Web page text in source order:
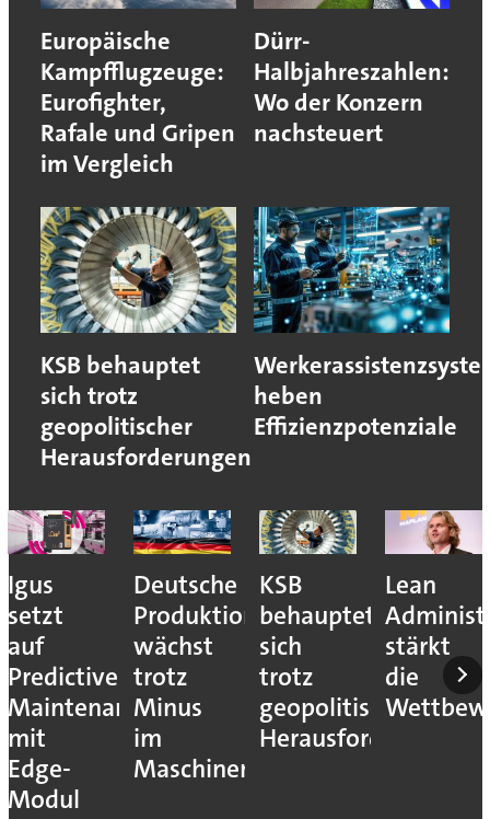
Europäische
Kampfflugzeuge:
Eurofighter,
Rafale und Gripen
im Vergleich
Dürr-
Halbjahreszahlen:
Wo der Konzern
nachsteuert
KSB behauptet
sich trotz
geopolitischer
Herausforderungen
heben
Effizienzpotenziale
Igus
setzt
auf
Predictive
Maintenance
mit
Edge-
Modul
Deutsche
Produktion
wächst
trotz
Minus
im
Maschinenbau
KSB
behauptet
sich
trotz
geopolitischer
Herausforderungen
Lean
stärkt
die